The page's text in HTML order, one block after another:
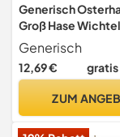
Generisch
Groß Hase
Ausziehbaren
Teleskopbeinen
Deko Hase Plüsch
Frühlingsdeko für
Generisch
12,69 € gratis
ZUM